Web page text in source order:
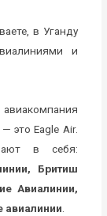
в Уганду
и
это Eagle Air.
в себя:
Бритиш
Авиалинии,
авиалинии